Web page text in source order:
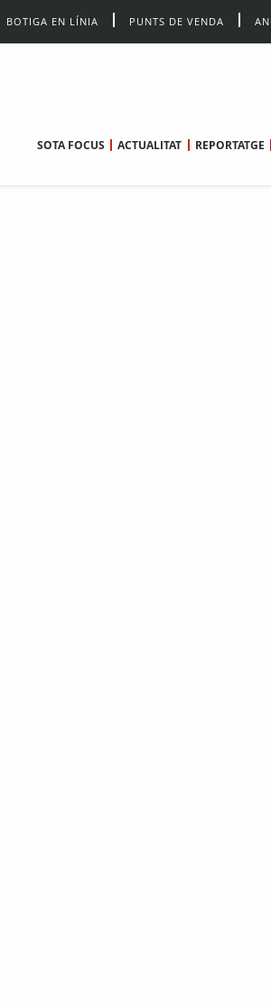
BOTIGA EN LÍNIA PUNTS DE VENDA
SOTA FOCUS ACTUALITAT REPORTATGE